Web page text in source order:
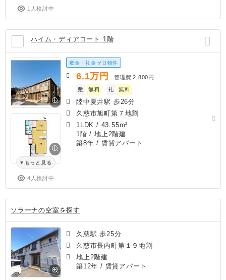
1人検討中
ハイム・ディアコート 1階
もっと見る
4人検討中
敷金・礼金ゼロ物件
6.1万円 管理費 2,800円
敷
無料 礼 無料
陸中夏井駅 歩26分
久慈市旭町第７地割
1LDK / 43.55m²
1階 / 地上2階建
築8年 / 賃貸アパート
ソラーナの空室を探す
久慈駅 歩25分
久慈市長内町第１９地割
地上2階建
築12年 / 賃貸アパート